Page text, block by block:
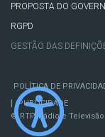
PROPOSTA DO
RGPD
GESTÃO DAS
POLÍTICA DE
PUBLICIDADE
© RTP, Rádio e